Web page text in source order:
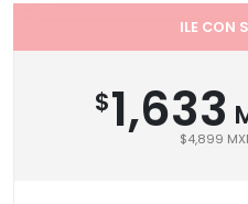
ILE CON
$1,633
$4,899